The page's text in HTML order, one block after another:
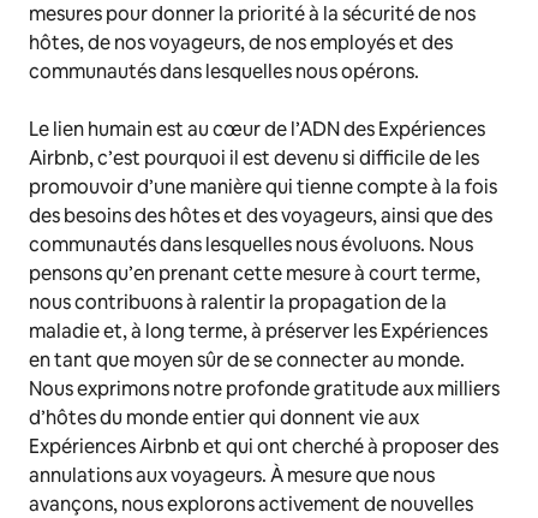
mesures pour donner la priorité à la sécurité de nos
hôtes, de nos voyageurs, de nos employés et des
communautés dans lesquelles nous opérons.
Le lien humain est au cœur de l’ADN des Expériences
Airbnb, c’est pourquoi il est devenu si difficile de les
promouvoir d’une manière qui tienne compte à la fois
des besoins des hôtes et des voyageurs, ainsi que des
communautés dans lesquelles nous évoluons. Nous
pensons qu’en prenant cette mesure à court terme,
nous contribuons à ralentir la propagation de la
maladie et, à long terme, à préserver les Expériences
en tant que moyen sûr de se connecter au monde.
Nous exprimons notre profonde gratitude aux milliers
d’hôtes du monde entier qui donnent vie aux
Expériences Airbnb et qui ont cherché à proposer des
annulations aux voyageurs. À mesure que nous
avançons, nous explorons activement de nouvelles